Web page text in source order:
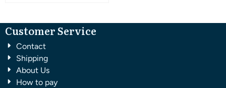
Customer Service
Contact
Shipping
About Us
How to pay